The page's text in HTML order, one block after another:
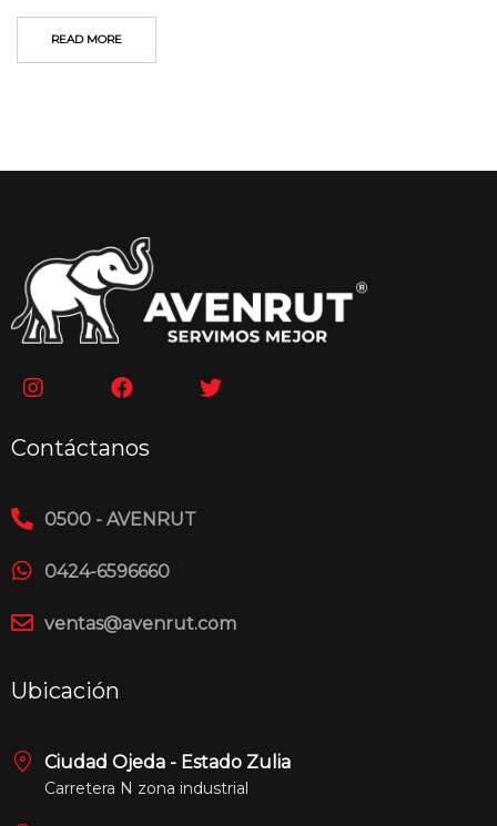
READ MORE
Contáctanos
0500 - AVENRUT
0424-6596660
ventas@avenrut.com
Ubicación
Ciudad Ojeda - Estado Zulia
Carretera N zona industrial